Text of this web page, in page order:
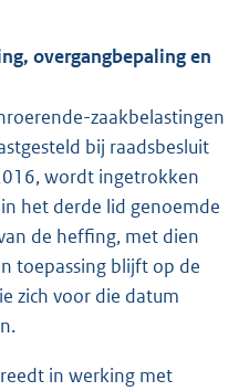
overgangbepaling en
zaakbelastingen
bij raadsbesluit
wordt ingetrokken
het derde lid genoemde
de heffing, met dien
toepassing blijft op de
zich voor die datum
in werking met